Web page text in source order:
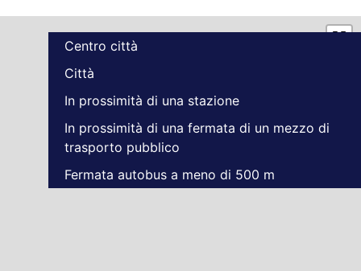
Centro città
Città
In prossimità di una stazione
In prossimità di una fermata di un mezzo di
trasporto pubblico
Fermata autobus a meno di 500 m